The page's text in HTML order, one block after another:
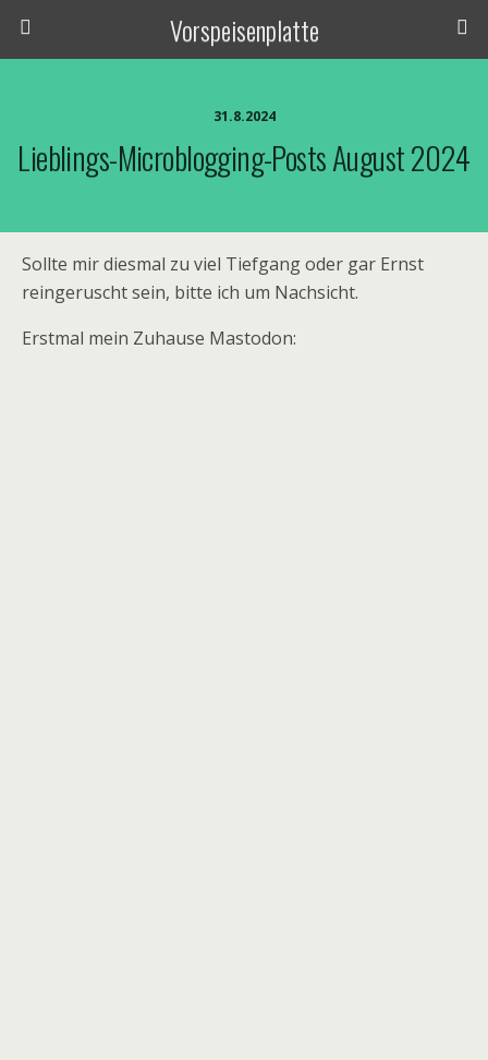
Vorspeisenplatte
31.8.2024
Lieblings-Microblogging-Posts August 2024
Sollte mir diesmal zu viel Tiefgang oder gar Ernst
reingeruscht sein, bitte ich um Nachsicht.
Erstmal mein Zuhause Mastodon: